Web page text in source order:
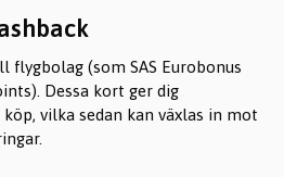
flygbolag (som SAS Eurobonus
Dessa kort ger dig
vilka sedan kan växlas in mot